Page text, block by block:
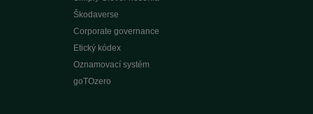
Škodaverse
Corporate governance
Etický kódex
Oznamovací systém
goTOzero